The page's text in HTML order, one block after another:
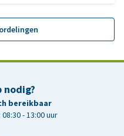
nodig?
bereikbaar
- 13:00 uur